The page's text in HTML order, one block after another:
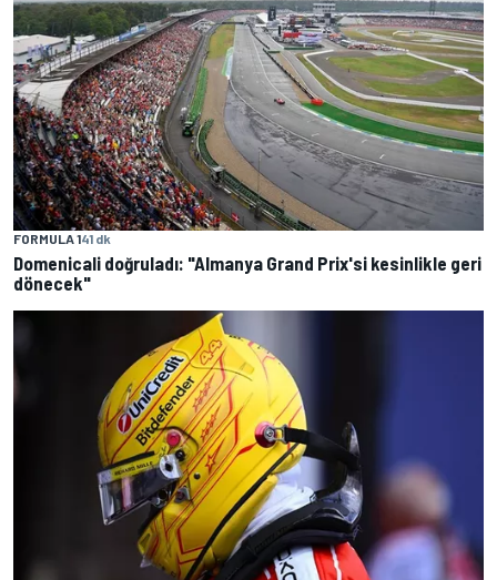
FORMULA 141 dk
Domenicali doğruladı: "Almanya Grand Prix'si kesinlikle geri
dönecek"